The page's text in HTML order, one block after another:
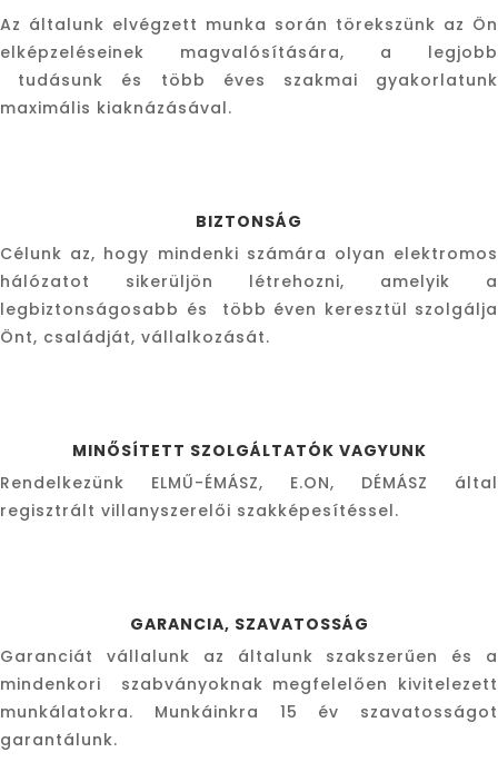
Az általunk elvégzett munka során törekszünk az Ön
elképzeléseinek magvalósítására, a legjobb
tudásunk és több éves szakmai gyakorlatunk
maximális kiaknázásával.
BIZTONSÁG
Célunk az, hogy mindenki számára olyan elektromos
hálózatot sikerüljön létrehozni, amelyik a
legbiztonságosabb és több éven keresztül szolgálja
Önt, családját, vállalkozását.
MINŐSÍTETT SZOLGÁLTATÓK VAGYUNK
Rendelkezünk ELMŰ-ÉMÁSZ, E.ON, DÉMÁSZ által
regisztrált villanyszerelői szakképesítéssel.
GARANCIA, SZAVATOSSÁG
Garanciát vállalunk az általunk szakszerűen és a
mindenkori szabványoknak megfelelően kivitelezett
munkálatokra. Munkáinkra 15 év szavatosságot
garantálunk.